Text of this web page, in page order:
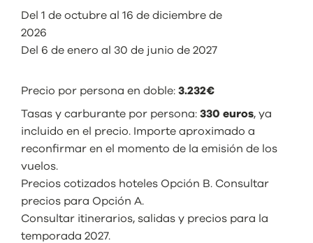
Del 1 de octubre al 16 de diciembre de
2026
Del 6 de enero al 30 de junio de 2027
Precio por persona en doble: 3.232€
Tasas y carburante por persona: 330 euros, ya
incluido en el precio. Importe aproximado a
reconfirmar en el momento de la emisión de los
vuelos.
Precios cotizados hoteles Opción B. Consultar
precios para Opción A.
Consultar itinerarios, salidas y precios para la
temporada 2027.